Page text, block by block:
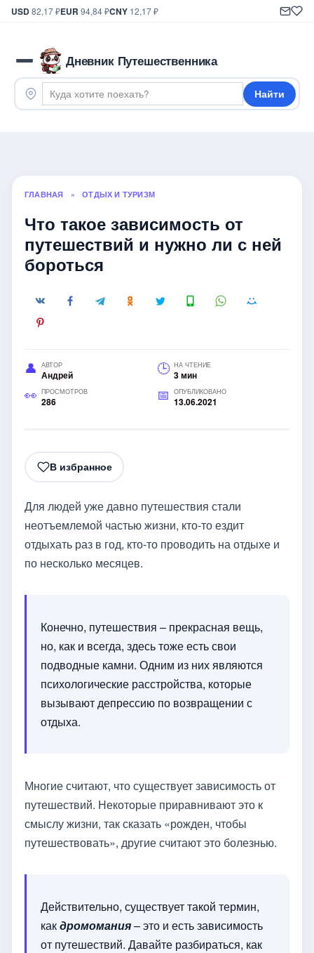
USD82,17 ₽EUR 94,84 ₽CNY 12,17 ₽
Дневник Путешественника
Найти
ГЛАВНАЯ » ОТДЫХ И ТУРИЗМ
Что такое зависимость от
путешествий и нужно ли с ней
бороться
АВТОР
Андрей
НА ЧТЕНИЕ
3 мин
ПРОСМОТРОВ
286
ОПУБЛИКОВАНО
13.06.2021
В избранное
Для людей уже давно путешествия стали
неотъемлемой частью жизни, кто-то ездит
отдыхать раз в год, кто-то проводить на отдыхе и
по несколько месяцев.
Конечно, путешествия – прекрасная вещь,
но, как и всегда, здесь тоже есть свои
подводные камни. Одним из них являются
психологические расстройства, которые
вызывают депрессию по возвращении с
отдыха.
Многие считают, что существует зависимость от
путешествий. Некоторые приравнивают это к
смыслу жизни, так сказать «рожден, чтобы
путешествовать», другие считают это болезнью.
Действительно, существует такой термин,
какдромомания– это и есть зависимость
от путешествий. Давайте разбираться, как